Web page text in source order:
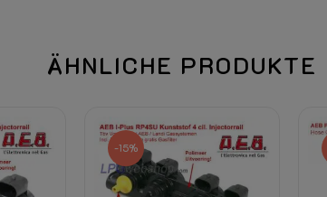
ÄHNLICHE PRODUKTE
-15%